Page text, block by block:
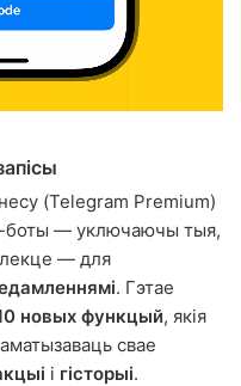
(Telegram Premium)
боты — уключаючы тыя,
— для
. Гэтае
новых функцый, якія
свае
і гісторыі.